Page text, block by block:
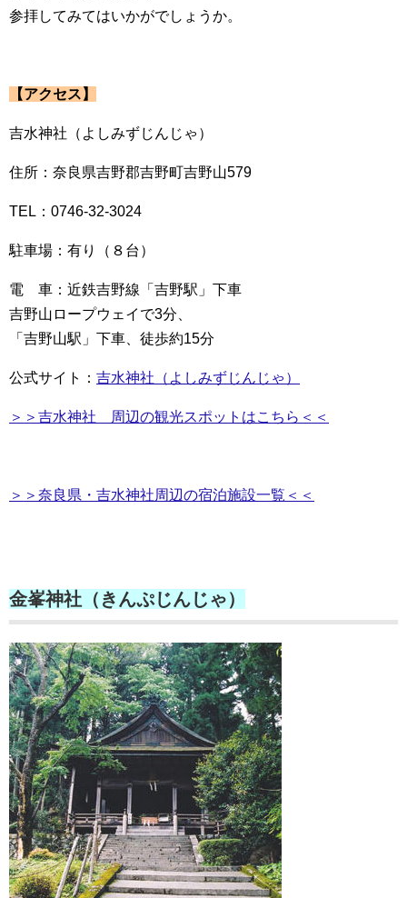
参拝してみてはいかがでしょうか。
【アクセス】
吉水神社（よしみずじんじゃ）
住所：奈良県吉野郡吉野町吉野山579
TEL：0746-32-3024
駐車場：有り（８台）
電 車：近鉄吉野線「吉野駅」下車
吉野山ロープウェイで3分、
「吉野山駅」下車、徒歩約15分
公式サイト： 吉水神社（よしみずじんじゃ）
＞＞吉水神社 周辺の観光スポットはこちら＜＜
＞＞奈良県・吉水神社周辺の宿泊施設一覧＜＜
金峯神社（きんぷじんじゃ）